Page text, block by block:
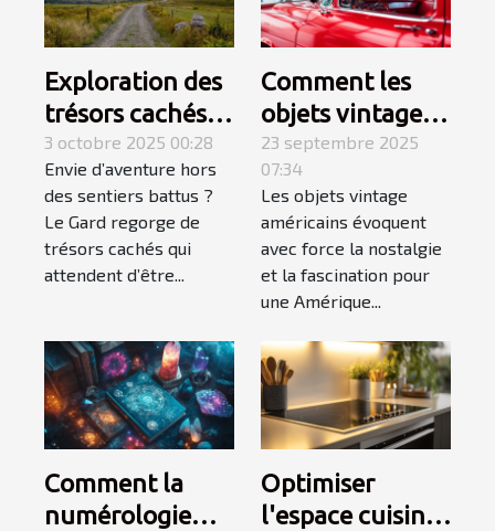
Exploration des
trésors cachés
du Gard :
itinéraires
méconnus ?
3 octobre 2025 00:28
Envie d’aventure hors
des sentiers battus ?
Le Gard regorge de
trésors cachés qui
attendent d’être...
Comment les
objets vintage
américains
capturent-ils
l'essence d'une
époque révolue
?
23 septembre 2025
07:34
Les objets vintage
américains évoquent
avec force la nostalgie
et la fascination pour
une Amérique...
Comment la
numérologie
Optimiser
l'espace cuisine